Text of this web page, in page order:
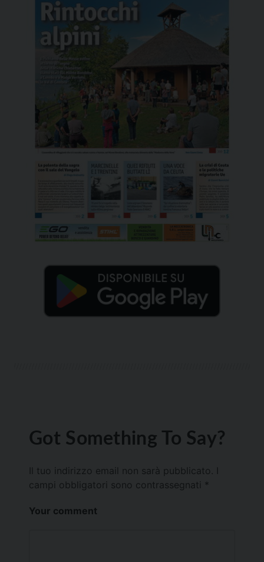
Got Something To Say?
Il tuo indirizzo email non sarà pubblicato.
campi obbligatori sono contrassegnati *
Your comment